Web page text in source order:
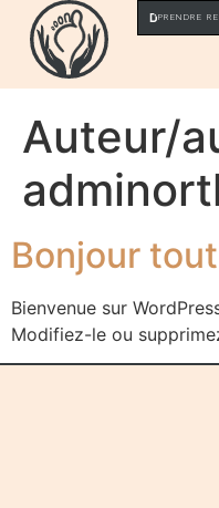
PRENDRE
Auteur/
Bonjour
Bienvenue sur
Modifiez-le ou